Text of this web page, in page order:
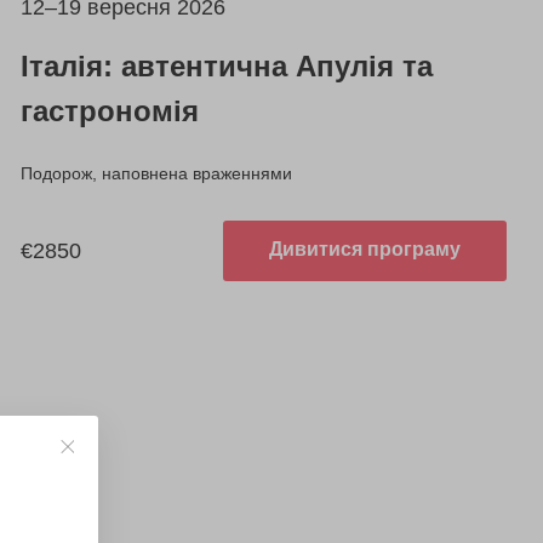
12–19 вересня 2026
Італія: автентична Апулія та
гастрономія
Подорож, наповнена враженнями
€2850 Дивитися програму